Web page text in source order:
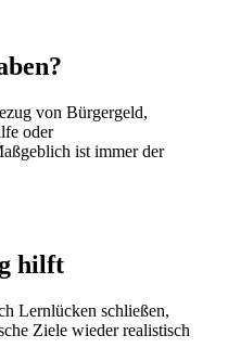
von Bürgergeld,
oder
ist immer der
hilft
Lernlücken schließen,
Ziele wieder realistisch